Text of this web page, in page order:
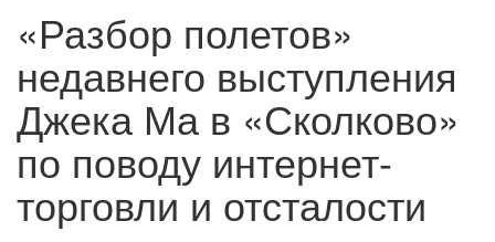
«Разбор полетов»
недавнего выступления
Джека Ма в «Сколково»
по поводу интернет-
торговли и отсталости